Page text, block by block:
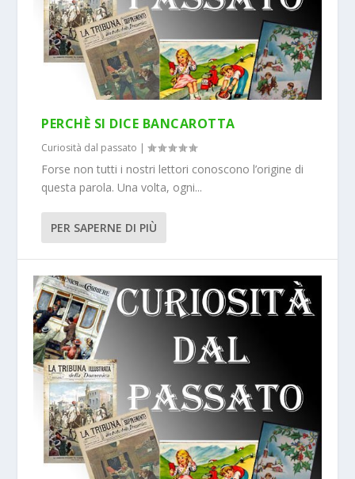
PERCHÈ SI DICE BANCAROTTA
Curiosità dal passato |
Forse non tutti i nostri lettori conoscono l’origine di
questa parola. Una volta, ogni...
PER SAPERNE DI PIÙ